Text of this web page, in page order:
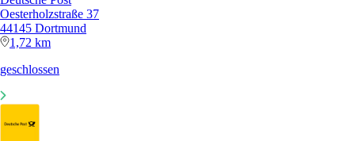
Oesterholzstraße 37
44145 Dortmund
1,72 km
geschlossen